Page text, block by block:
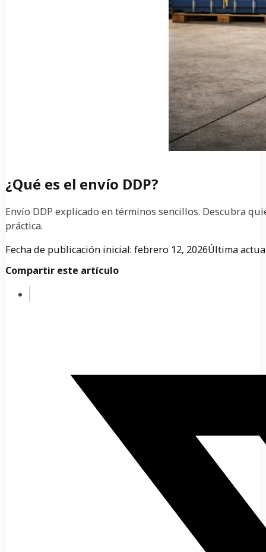
¿Qué es el envío DDP?
Envío DDP explicado en términos sencillos. Descubra
práctica.
Fecha de publicación inicial: febrero 12, 2026Última
Compartir este artículo